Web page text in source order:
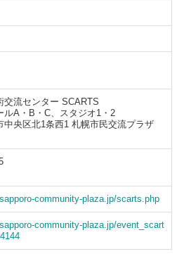
交流センター SCARTS
ルA・B・C、スタジオ1・2
中央区北1条西1 札幌市民交流プラザ
community-plaza.jp/scarts.php
community-plaza.jp/event_scart